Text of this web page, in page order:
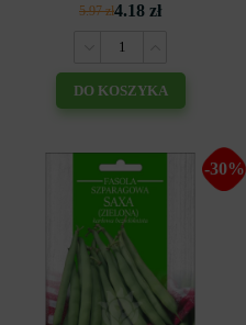
5.97 zł4.18 zł
DO KOSZYKA
-30%